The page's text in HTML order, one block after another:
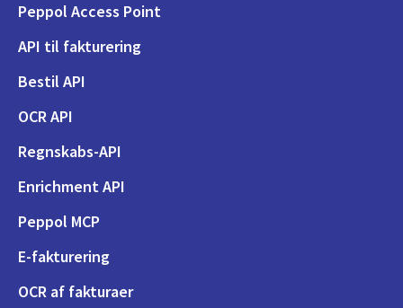
Peppol Access Point
API til fakturering
Bestil API
OCR API
Regnskabs-API
Enrichment API
Peppol MCP
E-fakturering
OCR af fakturaer